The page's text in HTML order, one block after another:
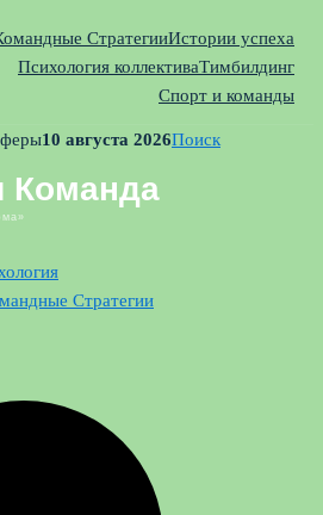
СтратегииИстории успеха
Психология коллективаТимбилдинг
Спорт и команды
10 августа 2026Поиск
Стратегии